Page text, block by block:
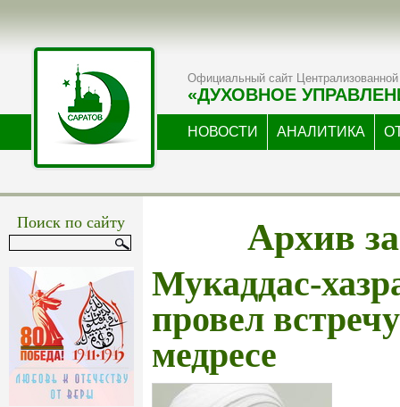
Официальный сайт Централизованной
«ДУХОВНОЕ
НОВОСТИ АНАЛИТИКА
Поиск по сайту Архив
Мукаддас-
провел
медресе